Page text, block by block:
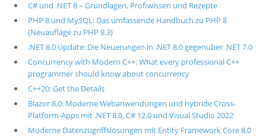
C# und .NET 8 – Grundlagen, Profiwissen und Rezepte
PHP 8 und MySQL: Das umfassende Handbuch zu PHP 8
(Neuauflage zu PHP 8.3)
.NET 8.0 Update: Die Neuerungen in .NET 8.0 gegenüber .NET 7.0
Concurrency with Modern C++: What every professional C++
programmer should know about concurrency
C++20: Get the Details
Blazor 8.0: Moderne Webanwendungen und hybride Cross-
Platform-Apps mit .NET 8.0, C# 12.0 und Visual Studio 2022
Moderne Datenzugriffslösungen mit Entity Framework Core 8.0